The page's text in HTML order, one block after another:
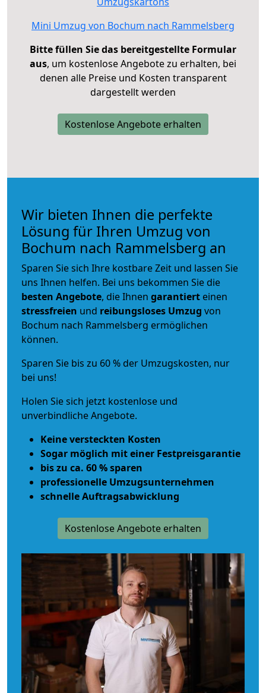
Mini Umzug von Bochum nach Rammelsberg
Bitte füllen Sie das bereitgestellte Formular
aus, um kostenlose Angebote zu erhalten, bei
denen alle Preise und Kosten transparent
dargestellt werden
Kostenlose Angebote erhalten
Wir bieten Ihnen die perfekte
Lösung für Ihren Umzug von
Bochum nach Rammelsberg an
Sparen Sie sich Ihre kostbare Zeit und lassen Sie
uns Ihnen helfen. Bei uns bekommen Sie die
besten Angebote, die Ihnen garantiert einen
stressfreien und reibungsloses Umzug von
Bochum nach Rammelsberg ermöglichen
können.
Sparen Sie bis zu 60 % der Umzugskosten, nur
bei uns!
Holen Sie sich jetzt kostenlose und
unverbindliche Angebote.
Keine versteckten Kosten
Sogar möglich mit einer Festpreisgarantie
bis zu ca. 60 % sparen
professionelle Umzugsunternehmen
schnelle Auftragsabwicklung
Kostenlose Angebote erhalten